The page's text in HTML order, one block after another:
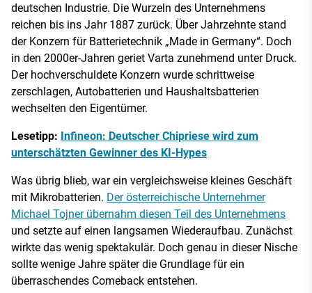
deutschen Industrie. Die Wurzeln des Unternehmens
reichen bis ins Jahr 1887 zurück. Über Jahrzehnte stand
der Konzern für Batterietechnik „Made in Germany“. Doch
in den 2000er-Jahren geriet Varta zunehmend unter Druck.
Der hochverschuldete Konzern wurde schrittweise
zerschlagen, Autobatterien und Haushaltsbatterien
wechselten den Eigentümer.
Lesetipp: Infineon: Deutscher Chipriese wird zum
unterschätzten Gewinner des KI-Hypes
Was übrig blieb, war ein vergleichsweise kleines Geschäft
mit Mikrobatterien. Der österreichische Unternehmer
Michael Tojner übernahm diesen Teil des Unternehmens
und setzte auf einen langsamen Wiederaufbau. Zunächst
wirkte das wenig spektakulär. Doch genau in dieser Nische
sollte wenige Jahre später die Grundlage für ein
überraschendes Comeback entstehen.